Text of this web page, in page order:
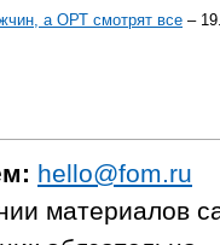
а ОРТ смотрят все –
hello@fom.ru
материалов